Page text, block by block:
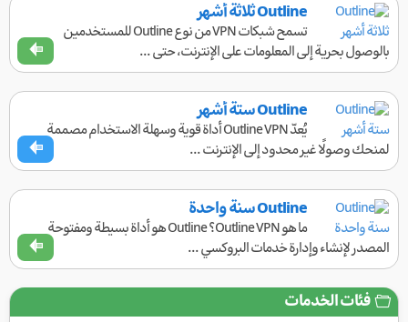
Outline ثلاثة أشهر
تسمح شبكات VPN من نوع Outline للمستخدمين
بالوصول بحرية إلى المعلومات على الإنترنت، حتى ...
Outline ستة أشهر
يُعدّ Outline VPN أداة قوية وسهلة الاستخدام مصممة
لمنحك وصولًا غير محدود إلى الإنترنت ...
Outline سنة واحدة
ما هو Outline VPN؟ Outline هو أداة بسيطة ومفتوحة
المصدر لإنشاء وإدارة خدمات البروكسي ...
فئات الخدمات